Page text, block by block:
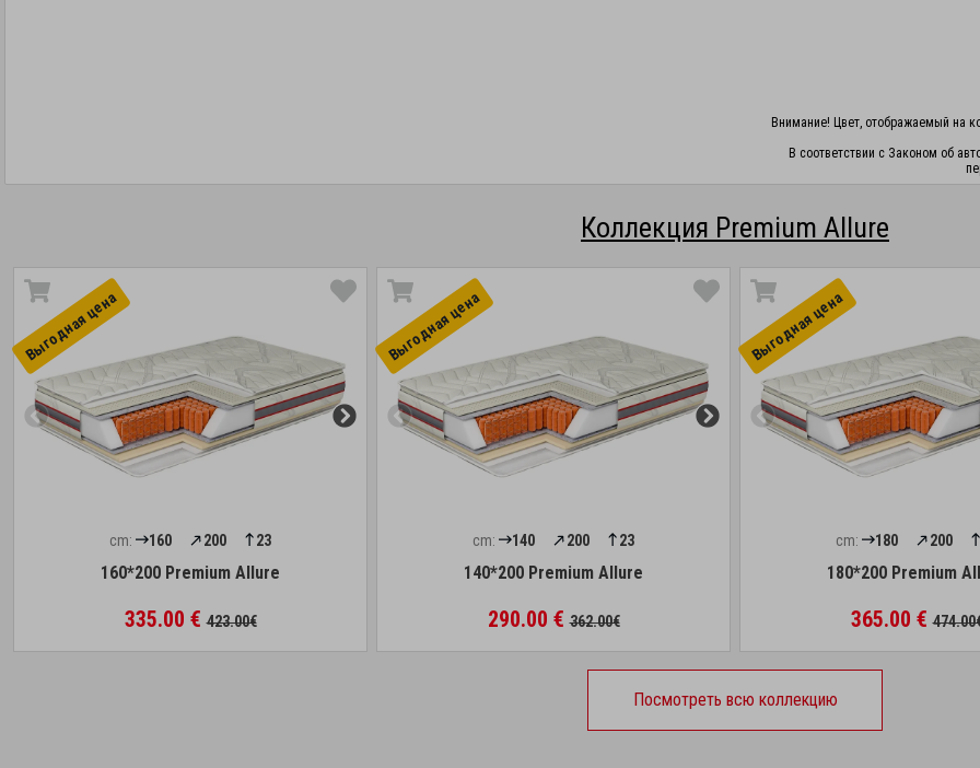
Внимание! Цвет, отображаемый на
В соответствии с Законом об
Коллекция Premium Allure
Выгоднaя цена
cm: 160 200 23
160*200 Premium Allure
335.00 €423.00€
Выгоднaя цена
cm: 140 200 23
140*200 Premium Allure
290.00 €362.00€
Выгоднaя цена
cm: 180 200
180*200 Premium
365.00 €
Посмотреть всю коллекцию